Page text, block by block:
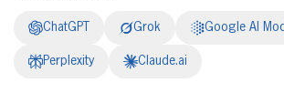
ChatGPT Grok Google AI
Perplexity Claude.ai